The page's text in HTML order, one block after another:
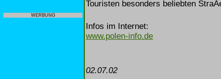
WERBUNG
Touristen besonders beliebten
Infos im Internet:
www.polen-info.de
02.07.02